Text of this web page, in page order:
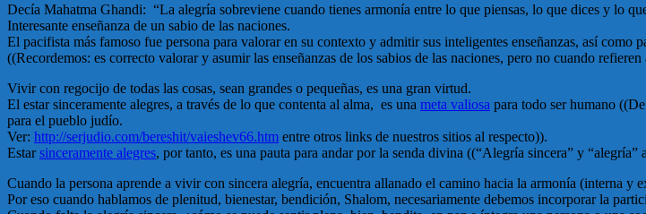
Decía Mahatma Ghandi: “La alegría sobreviene cuando tienes armonía entre lo que piensas, lo que dices y lo
Interesante enseñanza de un sabio de las naciones.
El pacifista más famoso fue persona para valorar en su contexto y admitir sus inteligentes enseñanzas, así
((Recordemos: es correcto valorar y asumir las enseñanzas de los sabios de las naciones, pero no cuando
Vivir con regocijo de todas las cosas, sean grandes o pequeñas, es una gran virtud.
El estar sinceramente alegres, a través de lo que contenta al alma, es una meta valiosa para todo ser humano
para el pueblo judío.
Ver: http://serjudio.com/bereshit/vaieshev66.htm entre otros links de nuestros sitios al respecto)).
Estarsinceramente alegres, por tanto, es una pauta para andar por la senda divina ((“Alegría sincera” y
Cuando la persona aprende a vivir con sincera alegría, encuentra allanado el camino hacia la armonía (interna
Por eso cuando hablamos de plenitud, bienestar, bendición, Shalom, necesariamente debemos incorporar la